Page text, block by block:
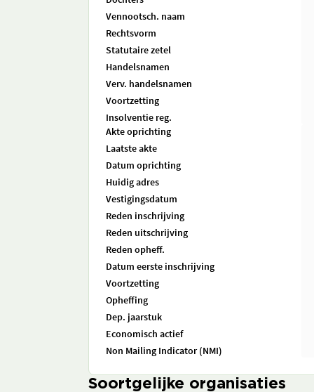
Vennootsch. naam
Rechtsvorm
Statutaire zetel
Handelsnamen
Verv. handelsnamen
Voortzetting
Insolventie reg.
Akte oprichting
Laatste akte
Datum oprichting
Huidig adres
Vestigingsdatum
Reden inschrijving
Reden uitschrijving
Reden opheff.
Datum eerste inschrijving
Voortzetting
Opheffing
Dep. jaarstuk
Economisch actief
Non Mailing Indicator (NMI)
Soortgelijke organisaties